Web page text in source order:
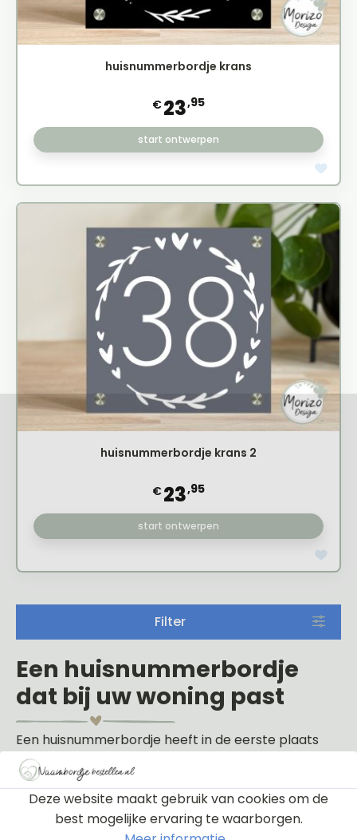
huisnummerbordje krans
€23,95
start ontwerpen
huisnummerbordje krans 2
€23,95
start ontwerpen
Filter
Een huisnummerbordje
dat bij uw woning past
Een huisnummerbordje heeft in de eerste plaats
een praktische functie: bezoekers, bezorgers en
hulpdiensten moeten uw woning snel kunnen
herkennen. Tegelijkertijd is het bord een zichtbaar
onderdeel van de entree. De vorm, kleur en stijl
Deze website maakt gebruik van cookies om de
best mogelijke ervaring te waarborgen.